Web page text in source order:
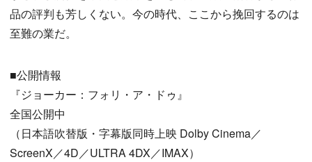
品の評判も芳しくない。今の時代、ここから挽回するのは
至難の業だ。
■公開情報
『ジョーカー：フォリ・ア・ドゥ』
全国公開中
（日本語吹替版・字幕版同時上映 Dolby Cinema／
ScreenX／4D／ULTRA 4DX／IMAX）